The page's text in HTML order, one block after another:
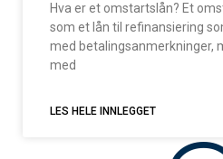
Hva er et omstartslån? Et
som et lån til refinansiering
med betalingsanmerkninger,
med
LES HELE INNLEGGET